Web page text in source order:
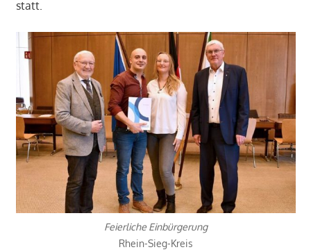
statt.
Feierliche Einbürgerung
Rhein-Sieg-Kreis